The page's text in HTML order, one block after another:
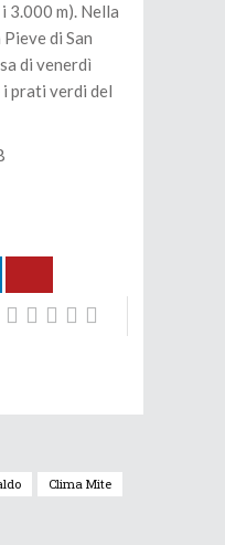
3.000 m). Nella
di San
di venerdì
prati verdi del
Clima Mite